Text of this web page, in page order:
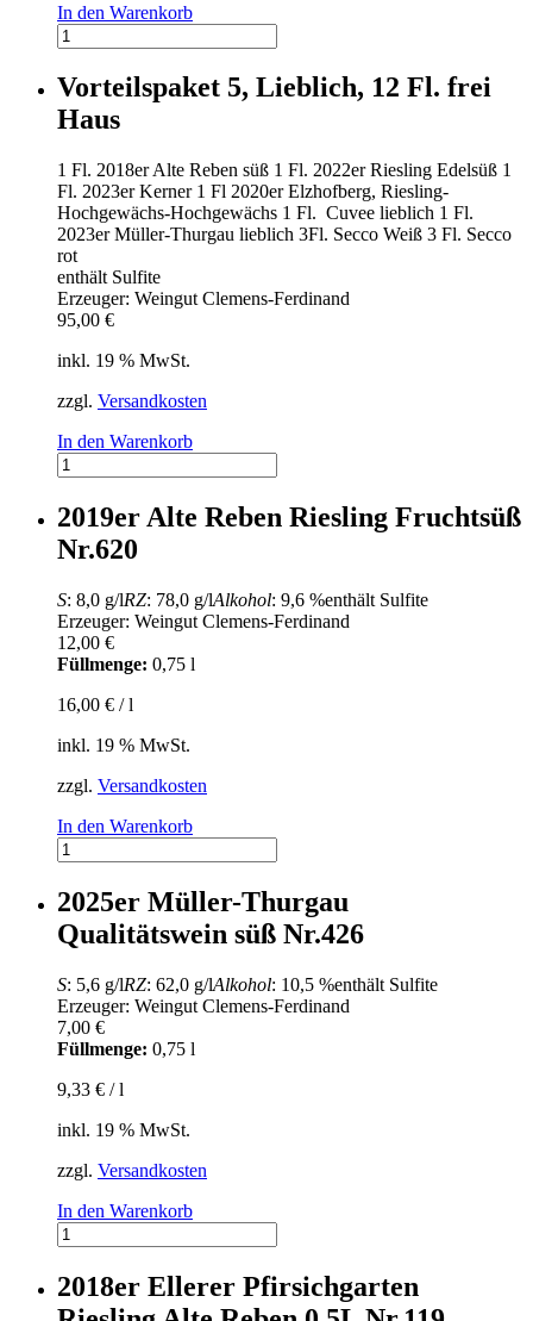
In den Warenkorb
2025er
Kerner
Nr.726
Menge
Vorteilspaket 5, Lieblich, 12 Fl. frei
Haus
1 Fl. 2018er Alte Reben süß 1 Fl. 2022er Riesling Edelsüß 1
Fl. 2023er Kerner 1 Fl 2020er Elzhofberg, Riesling-
Hochgewächs-Hochgewächs 1 Fl. Cuvee lieblich 1 Fl.
2023er Müller-Thurgau lieblich 3Fl. Secco Weiß 3 Fl. Secco
rot
enthält Sulfite
Erzeuger: Weingut Clemens-Ferdinand
95,00 €
inkl. 19 % MwSt.
zzgl. Versandkosten
In den Warenkorb
Vorteilspaket
5,
Lieblich,
12
Fl.
Haus
Menge
2019er Alte Reben Riesling Fruchtsüß
Nr.620
S: 8,0 g/lRZ: 78,0 g/lAlkohol: 9,6 %enthält Sulfite
Erzeuger: Weingut Clemens-Ferdinand
12,00 €
Füllmenge: 0,75 l
16,00 € /l
inkl. 19 % MwSt.
zzgl. Versandkosten
In den Warenkorb
2019er
Alte
Reben
Riesling
Fruchtsüß
Nr.620
Menge
2025er Müller-Thurgau
Qualitätswein süß Nr.426
S: 5,6 g/lRZ: 62,0 g/lAlkohol: 10,5 %enthält Sulfite
Erzeuger: Weingut Clemens-Ferdinand
7,00 €
Füllmenge: 0,75 l
9,33 € /l
inkl. 19 % MwSt.
zzgl. Versandkosten
In den Warenkorb
2025er
Müller-
Thurgau
Qualitätswein
süß
2018er Ellerer Pfirsichgarten